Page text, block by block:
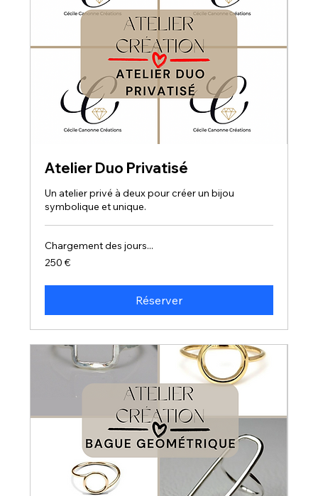
Atelier Duo Privatisé
Un atelier privé à deux pour créer un bijou
symbolique et unique.
Chargement des jours...
250
euros
250 €
Réserver